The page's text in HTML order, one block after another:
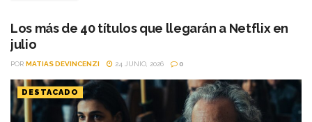
Los más de 40 títulos que llegarán a Netflix en
julio
POR MATIAS DEVINCENZI 24 JUNIO, 2026 0
DESTACADO